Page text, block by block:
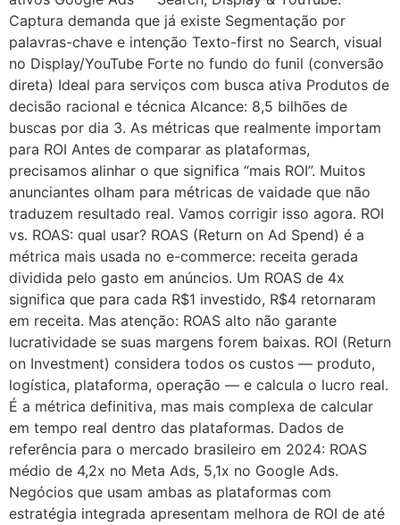
Captura demanda que já existe Segmentação por
palavras-chave e intenção Texto-first no Search, visual
no Display/YouTube Forte no fundo do funil (conversão
direta) Ideal para serviços com busca ativa Produtos de
decisão racional e técnica Alcance: 8,5 bilhões de
buscas por dia 3. As métricas que realmente importam
para ROI Antes de comparar as plataformas,
precisamos alinhar o que significa “mais ROI”. Muitos
anunciantes olham para métricas de vaidade que não
traduzem resultado real. Vamos corrigir isso agora. ROI
vs. ROAS: qual usar? ROAS (Return on Ad Spend) é a
métrica mais usada no e-commerce: receita gerada
dividida pelo gasto em anúncios. Um ROAS de 4x
significa que para cada R$1 investido, R$4 retornaram
em receita. Mas atenção: ROAS alto não garante
lucratividade se suas margens forem baixas. ROI (Return
on Investment) considera todos os custos — produto,
logística, plataforma, operação — e calcula o lucro real.
É a métrica definitiva, mas mais complexa de calcular
em tempo real dentro das plataformas. Dados de
referência para o mercado brasileiro em 2024: ROAS
médio de 4,2x no Meta Ads, 5,1x no Google Ads.
Negócios que usam ambas as plataformas com
estratégia integrada apresentam melhora de ROI de até